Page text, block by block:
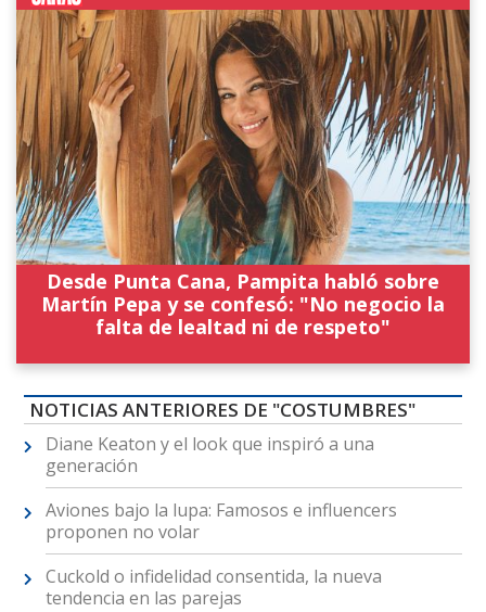
Desde Punta Cana, Pampita habló sobre
Martín Pepa y se confesó: "No negocio la
falta de lealtad ni de respeto"
NOTICIAS ANTERIORES DE "COSTUMBRES"
Diane Keaton y el look que inspiró a una
generación
Aviones bajo la lupa: Famosos e influencers
proponen no volar
Cuckold o infidelidad consentida, la nueva
tendencia en las parejas